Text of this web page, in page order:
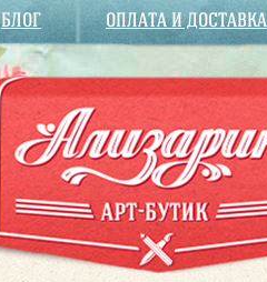
БЛОГ ОПЛАТА И ДОСТАВКА